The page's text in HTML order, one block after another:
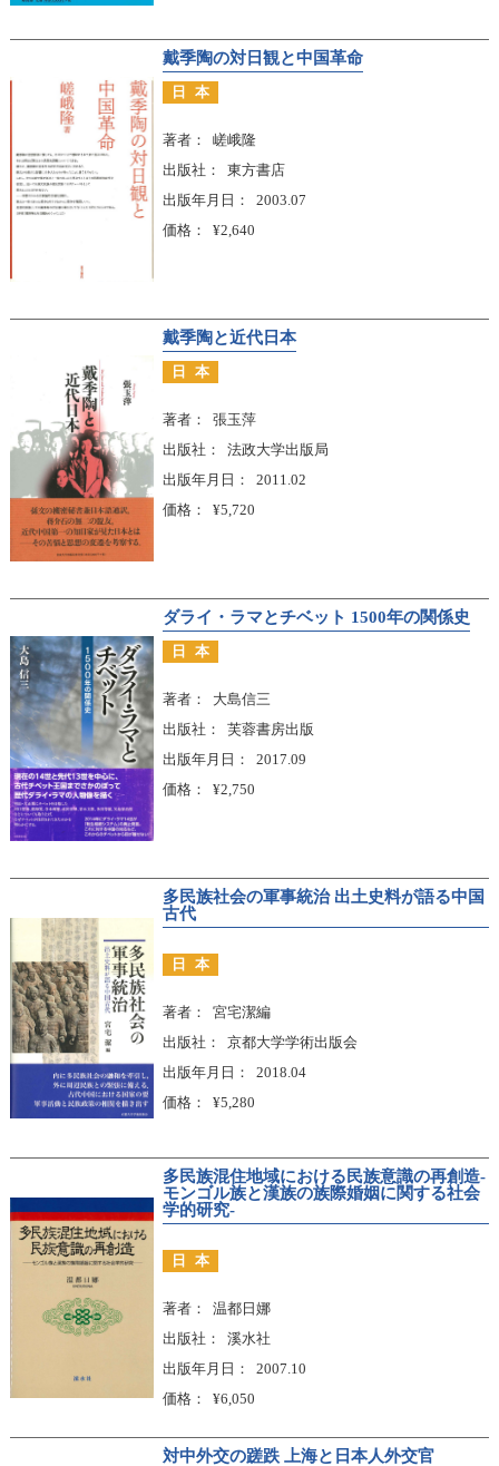
戴季陶の対日観と中国革命
日本
著者
嵯峨隆
出版社
東方書店
出版年月日
2003.07
価格
¥2,640
戴季陶と近代日本
日本
著者
張玉萍
出版社
法政大学出版局
出版年月日
2011.02
価格
¥5,720
ダライ・ラマとチベット 1500年の関係史
日本
著者
大島信三
出版社
芙蓉書房出版
出版年月日
2017.09
価格
¥2,750
多民族社会の軍事統治 出土史料が語る中国
古代
日本
著者
宮宅潔編
出版社
京都大学学術出版会
出版年月日
2018.04
価格
¥5,280
多民族混住地域における民族意識の再創造-
モンゴル族と漢族の族際婚姻に関する社会
学的研究-
日本
著者
温都日娜
出版社
溪水社
出版年月日
2007.10
価格
¥6,050
対中外交の蹉跌 上海と日本人外交官